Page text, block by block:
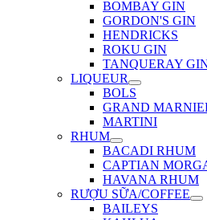
BOMBAY GIN
GORDON'S GIN
HENDRICKS
ROKU GIN
TANQUERAY
LIQUEUR
BOLS
GRAND
MARTINI
RHUM
BACADI RHUM
CAPTIAN
HAVANA RHUM
RƯỢU SỮA/COFFEE
BAILEYS